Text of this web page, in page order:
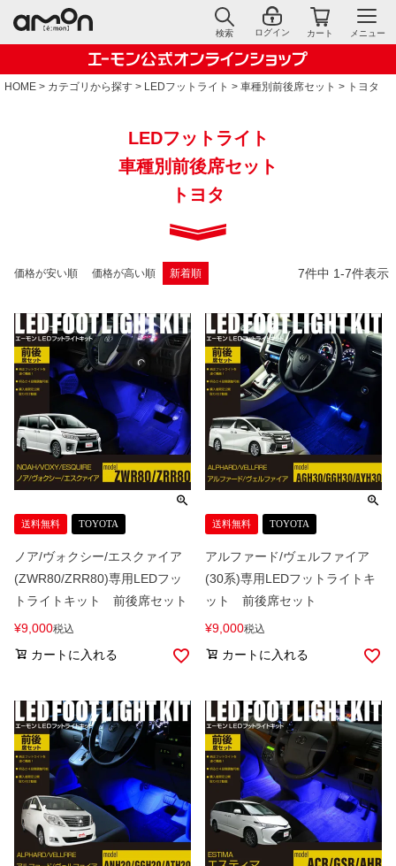
検索 ログイン カート メニュー
HOME カテゴリから探す LEDフットライト 車種別前後席セット トヨタ
LEDフットライト
車種別前後席セット
トヨタ
価格が安い順 価格が高い順 新着順 7件中 1-7件表示
送料無料 TOYOTA
ノア/ヴォクシー/エスクァイア
(ZWR80/ZRR80)専用LEDフッ
トライトキット 前後席セット
¥9,000税込
カートに入れる
送料無料 TOYOTA
アルファード/ヴェルファイア
(30系)専用LEDフットライトキ
ット 前後席セット
¥9,000税込
カートに入れる